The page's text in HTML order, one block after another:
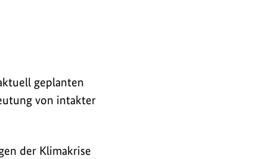
geplanten
von intakter
der Klimakrise